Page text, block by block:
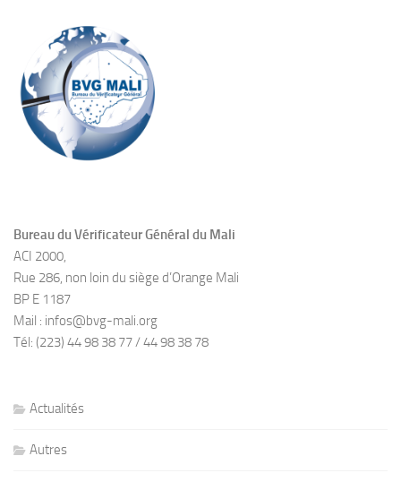
Bureau du Vérificateur Général du Mali
ACI 2000,
Rue 286, non loin du siège d’Orange Mali
BP E 1187
Mail : infos@bvg-mali.org
Tél: (223) 44 98 38 77 / 44 98 38 78
Actualités
Autres